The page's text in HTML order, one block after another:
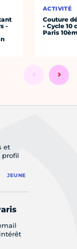
-
ACTIVITÉ
Couture
- Cycle 10
Paris
et
profil
JEUNE